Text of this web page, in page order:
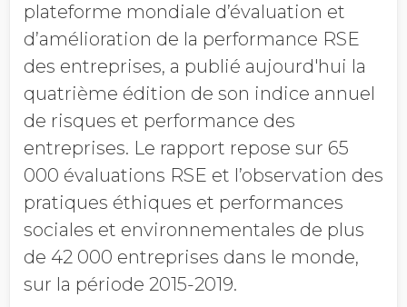
plateforme mondiale d’évaluation et
d’amélioration de la performance RSE
des entreprises, a publié aujourd'hui la
quatrième édition de son indice annuel
de risques et performance des
entreprises. Le rapport repose sur 65
000 évaluations RSE et l’observation des
pratiques éthiques et performances
sociales et environnementales de plus
de 42 000 entreprises dans le monde,
sur la période 2015-2019.